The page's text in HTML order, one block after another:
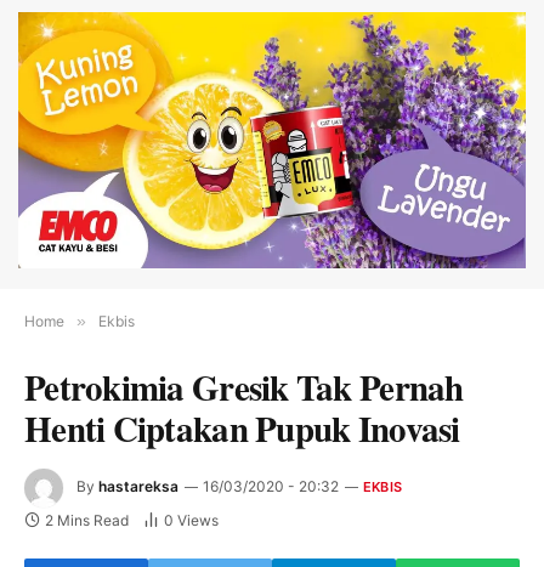
Home » Ekbis
Petrokimia Gresik Tak Pernah
Henti Ciptakan Pupuk Inovasi
By hastareksa 16/03/2020 - 20:32 EKBIS
2 Mins Read 0 Views